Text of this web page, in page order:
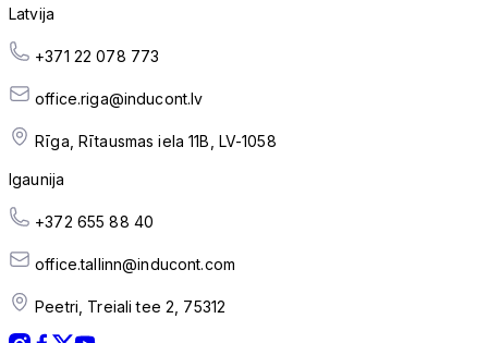
Latvija
+371 22 078 773
office.riga@inducont.lv
Rīga, Rītausmas iela 11B, LV-1058
Igaunija
+372 655 88 40
office.tallinn@inducont.com
Peetri, Treiali tee 2, 75312